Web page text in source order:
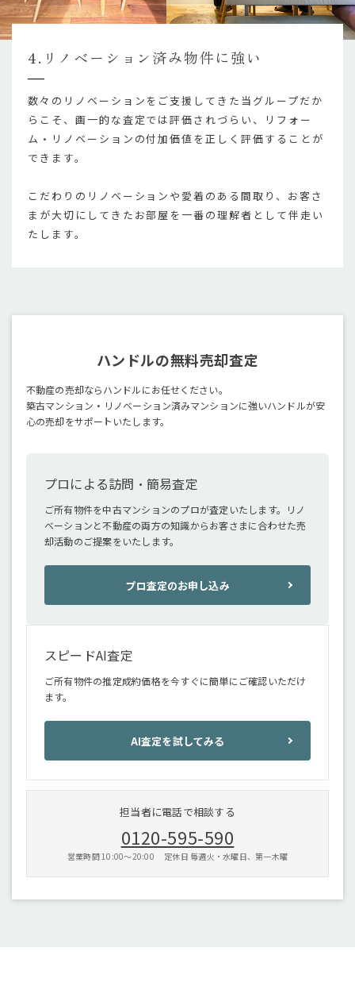
4.リノベーション済み物件に強い
数々のリノベーションをご支援してきた当グループだか
らこそ、画一的な査定では評価されづらい、リフォー
ム・リノベーションの付加価値を正しく評価することが
できます。
こだわりのリノベーションや愛着のある間取り、お客さ
まが大切にしてきたお部屋を一番の理解者として伴走い
たします。
ハンドルの無料売却査定
不動産の売却ならハンドルにお任せください。
築古マンション・リノベーション済みマンションに強いハンドルが安
心の売却をサポートいたします。
プロによる訪問・簡易査定
ご所有物件を中古マンションのプロが査定いたします。リノ
ベーションと不動産の両方の知識からお客さまに合わせた売
却活動のご提案をいたします。
プロ査定のお申し込み
スピードAI査定
ご所有物件の推定成約価格を今すぐに簡単にご確認いただけ
ます。
AI査定を試してみる
担当者に電話で相談する
0120-595-590
営業時間 10:00〜20:00 定休日 毎週火・水曜日、第一木曜